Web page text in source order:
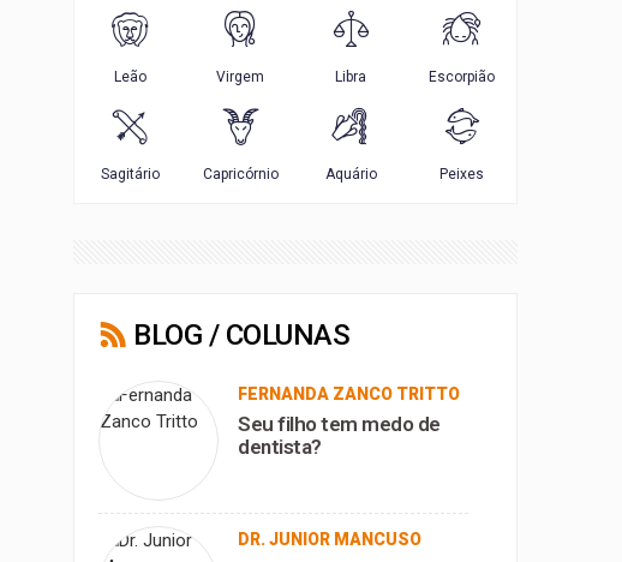
BLOG / COLUNAS
FERNANDA ZANCO TRITTO
Seu filho tem medo de
dentista?
DR. JUNIOR MANCUSO